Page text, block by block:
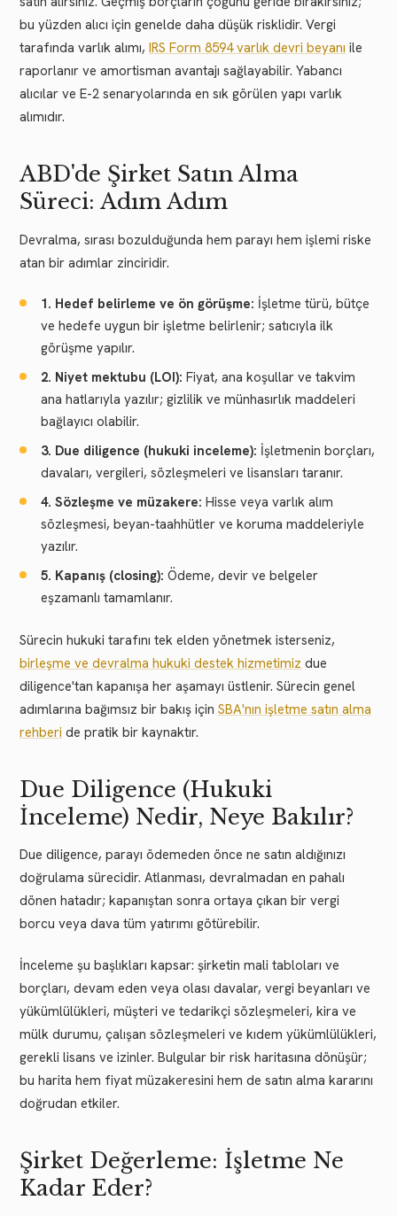
bu yüzden alıcı için genelde daha düşük risklidir. Vergi
tarafında varlık alımı, IRS Form 8594 varlık devri beyanı ile
raporlanır ve amortisman avantajı sağlayabilir. Yabancı
alıcılar ve E-2 senaryolarında en sık görülen yapı varlık
alımıdır.
ABD'de Şirket Satın Alma
Süreci: Adım Adım
Devralma, sırası bozulduğunda hem parayı hem işlemi riske
atan bir adımlar zinciridir.
1. Hedef belirleme ve ön görüşme: İşletme türü, bütçe
ve hedefe uygun bir işletme belirlenir; satıcıyla ilk
görüşme yapılır.
2. Niyet mektubu (LOI): Fiyat, ana koşullar ve takvim
ana hatlarıyla yazılır; gizlilik ve münhasırlık maddeleri
bağlayıcı olabilir.
3. Due diligence (hukuki inceleme): İşletmenin borçları,
davaları, vergileri, sözleşmeleri ve lisansları taranır.
4. Sözleşme ve müzakere: Hisse veya varlık alım
sözleşmesi, beyan-taahhütler ve koruma maddeleriyle
yazılır.
5. Kapanış (closing): Ödeme, devir ve belgeler
eşzamanlı tamamlanır.
Sürecin hukuki tarafını tek elden yönetmek isterseniz,
birleşme ve devralma hukuki destek hizmetimiz due
diligence'tan kapanışa her aşamayı üstlenir. Sürecin genel
adımlarına bağımsız bir bakış için SBA'nın işletme satın alma
rehberi de pratik bir kaynaktır.
Due Diligence (Hukuki
İnceleme) Nedir, Neye Bakılır?
Due diligence, parayı ödemeden önce ne satın aldığınızı
doğrulama sürecidir. Atlanması, devralmadan en pahalı
dönen hatadır; kapanıştan sonra ortaya çıkan bir vergi
borcu veya dava tüm yatırımı götürebilir.
İnceleme şu başlıkları kapsar: şirketin mali tabloları ve
borçları, devam eden veya olası davalar, vergi beyanları ve
yükümlülükleri, müşteri ve tedarikçi sözleşmeleri, kira ve
mülk durumu, çalışan sözleşmeleri ve kıdem yükümlülükleri,
gerekli lisans ve izinler. Bulgular bir risk haritasına dönüşür;
bu harita hem fiyat müzakeresini hem de satın alma kararını
doğrudan etkiler.
Şirket Değerleme: İşletme Ne
Kadar Eder?